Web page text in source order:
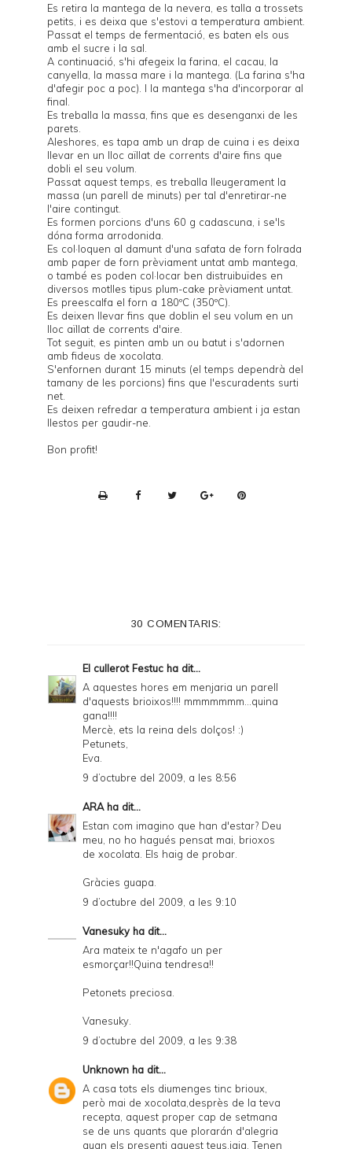
Es retira la mantega de la nevera, es talla a trossets
petits, i es deixa que s'estovi a temperatura ambient.
Passat el temps de fermentació, es baten els ous
amb el sucre i la sal.
A continuació, s'hi afegeix la farina, el cacau, la
canyella, la massa mare i la mantega. (La farina s'ha
d'afegir poc a poc). I la mantega s'ha d'incorporar al
final.
Es treballa la massa, fins que es desenganxi de les
parets.
Aleshores, es tapa amb un drap de cuina i es deixa
llevar en un lloc aïllat de corrents d'aire fins que
dobli el seu volum.
Passat aquest temps, es treballa lleugerament la
massa (un parell de minuts) per tal d'enretirar-ne
l'aire contingut.
Es formen porcions d'uns 60 g cadascuna, i se'ls
dóna forma arrodonida.
Es col·loquen al damunt d'una safata de forn folrada
amb paper de forn prèviament untat amb mantega,
o també es poden col·locar ben distruibuïdes en
diversos motlles tipus plum-cake prèviament untat.
Es preescalfa el forn a 180ºC (350ºC).
Es deixen llevar fins que doblin el seu volum en un
lloc aïllat de corrents d'aire.
Tot seguit, es pinten amb un ou batut i s'adornen
amb fideus de xocolata.
S'enfornen durant 15 minuts (el temps dependrà del
tamany de les porcions) fins que l'escuradents surti
net.
Es deixen refredar a temperatura ambient i ja estan
llestos per gaudir-ne.
Bon profit!
r
i
e
n
d
y
a
D
F
30 COMENTARIS:
El cullerot Festuc ha dit...
A aquestes hores em menjaria un parell
d'aquests brioixos!!!! mmmmmmm...quina
gana!!!!
Mercè, ets la reina dels dolços! :)
Petunets,
Eva.
9 d’octubre del 2009, a les 8:56
ARAha dit...
Estan com imagino que han d'estar? Deu
meu, no ho hagués pensat mai, brioxos
de xocolata. Els haig de probar.
Gràcies guapa.
9 d’octubre del 2009, a les 9:10
Vanesukyha dit...
Ara mateix te n'agafo un per
esmorçar!!Quina tendresa!!
Petonets preciosa.
Vanesuky.
9 d’octubre del 2009, a les 9:38
Unknown ha dit...
A casa tots els diumenges tinc brioux,
però mai de xocolata,desprès de la teva
recepta, aquest proper cap de setmana
se de uns quants que plorarán d'alegria
quan els presenti aquest teus,jaja. Tenen